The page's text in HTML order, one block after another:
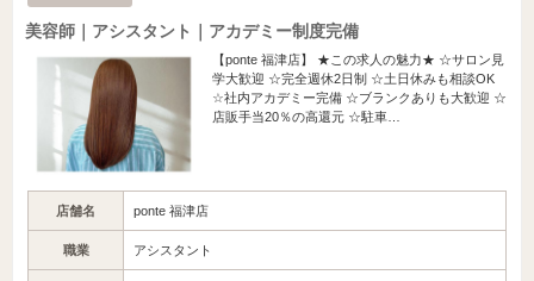
美容師｜アシスタント｜アカデミー制度完備
【ponte 福津店】 ★この求人の魅力★ ☆サロン見
学大歓迎 ☆完全週休2日制 ☆土日休みも相談OK
☆社内アカデミー完備 ☆ブランクありも大歓迎 ☆
店販手当20％の高還元 ☆駐車…
店舗名 ponte 福津店
職業 アシスタント